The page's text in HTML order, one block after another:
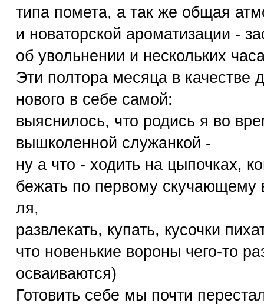
типа помета, а так же общая
и новаторской ароматизации -
об увольнении и нескольких
Эти полтора месяца в качестве
нового в себе самой:
выяснилось, что родись я во
вышколенной служанкой -
ну а что - ходить на цыпочках,
бежать по первому скучающему
ля,
развлекать, купать, кусочки
что новенькие вороны чего-то
осваиваются)
Готовить себе мы почти